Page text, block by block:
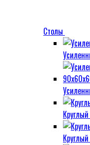
Столы